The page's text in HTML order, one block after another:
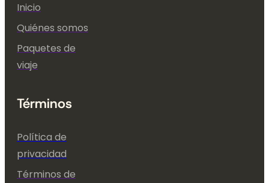
Inicio
Quiénes somos
Paquetes de
viaje
Términos
Política de
privacidad
Términos de